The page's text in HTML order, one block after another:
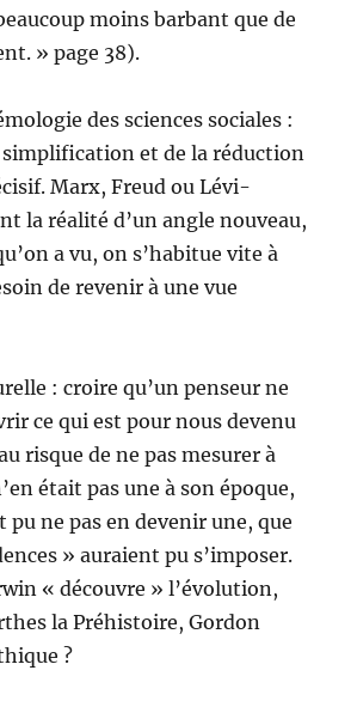
moins barbant que de
» page 38).
des sciences sociales :
simplification et de la réduction
Marx, Freud ou Lévi-
la réalité d’un angle nouveau,
a vu, on s’habitue vite à
de revenir à une vue
: croire qu’un penseur ne
ce qui est pour nous devenu
risque de ne pas mesurer à
était pas une à son époque,
pu ne pas en devenir une, que
» auraient pu s’imposer.
« découvre » l’évolution,
la Préhistoire, Gordon
?